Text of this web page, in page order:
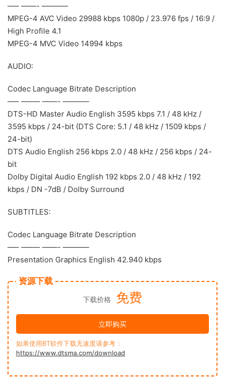
—– ——- ———–
MPEG-4 AVC Video 29988 kbps 1080p / 23.976 fps / 16:9 /
High Profile 4.1
MPEG-4 MVC Video 14994 kbps
AUDIO:
Codec Language Bitrate Description
—– ——– ——- ———–
DTS-HD Master Audio English 3595 kbps 7.1 / 48 kHz /
3595 kbps / 24-bit (DTS Core: 5.1 / 48 kHz / 1509 kbps /
24-bit)
DTS Audio English 256 kbps 2.0 / 48 kHz / 256 kbps / 24-
bit
Dolby Digital Audio English 192 kbps 2.0 / 48 kHz / 192
kbps / DN -7dB / Dolby Surround
SUBTITLES:
Codec Language Bitrate Description
—– ——– ——- ———–
Presentation Graphics English 42.940 kbps
资源下载
下载价格 免费
立即购买
如果使用BT软件下载无速度请参考：
https://www.dtsma.com/download